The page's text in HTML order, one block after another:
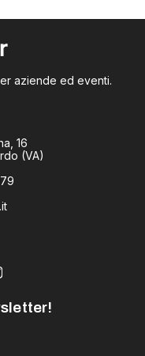
aziende ed eventi.
16
(VA)